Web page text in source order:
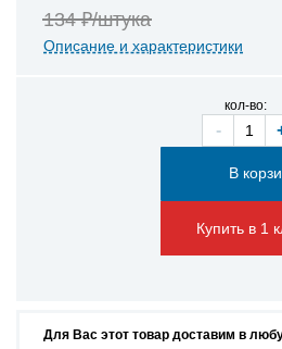
134 ₽/штука
Описание и характеристики
кол-во:
-
Купить в 1
Для Вас этот товар доставим в